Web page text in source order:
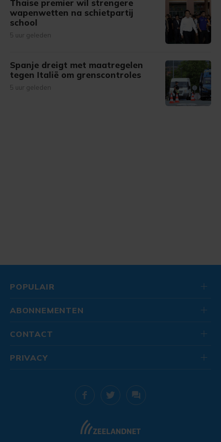
Thaise premier wil strengere
wapenwetten na schietpartij
school
5 uur geleden
Spanje dreigt met maatregelen
tegen Italië om grenscontroles
5 uur geleden
POPULAIR
ABONNEMENTEN
CONTACT
PRIVACY